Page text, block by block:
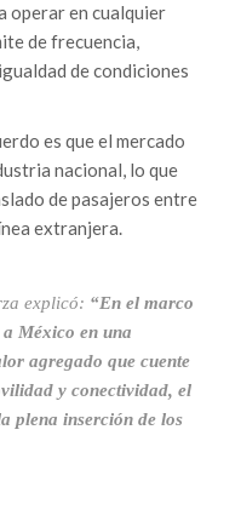
operar en cualquier
de frecuencia,
de condiciones
es que el mercado
nacional, lo que
de pasajeros entre
extranjera.
explicó: “En el marco
México en una
agregado que cuente
y conectividad, el
plena inserción de los